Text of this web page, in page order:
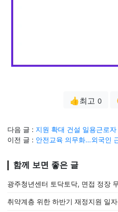
👍최고 0
다음 글 : 지원 확대 건설 일용근로
이전 글 : 안전교육 의무화…외국인
함께 보면 좋은 글
광주청년센터 토닥토닥, 면접 정장
취약계층 위한 하반기 재정지원 일